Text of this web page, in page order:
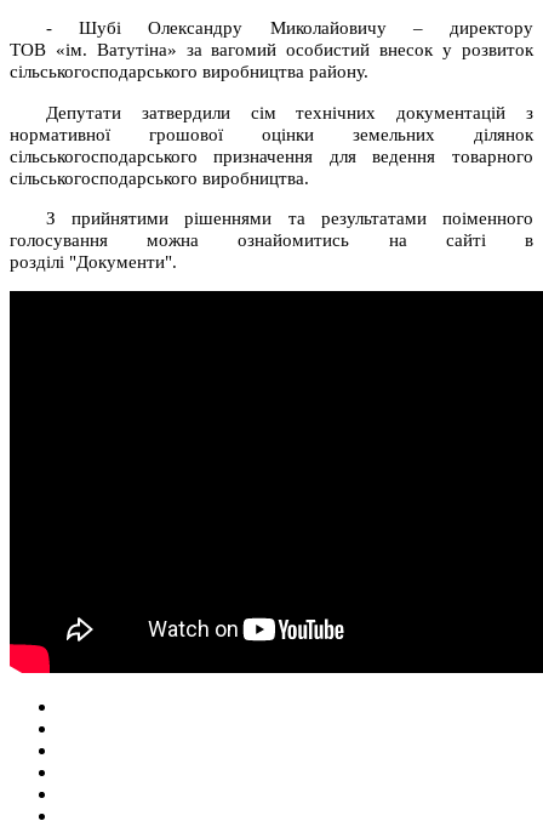
- Шубі Олександру Миколайовичу – директору
ТОВ «ім. Ватутіна» за вагомий особистий внесок у розвиток
сільськогосподарського виробництва району.
Депутати затвердили сім технічних документацій з
нормативної грошової оцінки земельних ділянок
сільськогосподарського призначення для ведення товарного
сільськогосподарського виробництва.
З прийнятими рішеннями та результатами поіменного
голосування можна ознайомитись на сайті в
розділі "Документи".